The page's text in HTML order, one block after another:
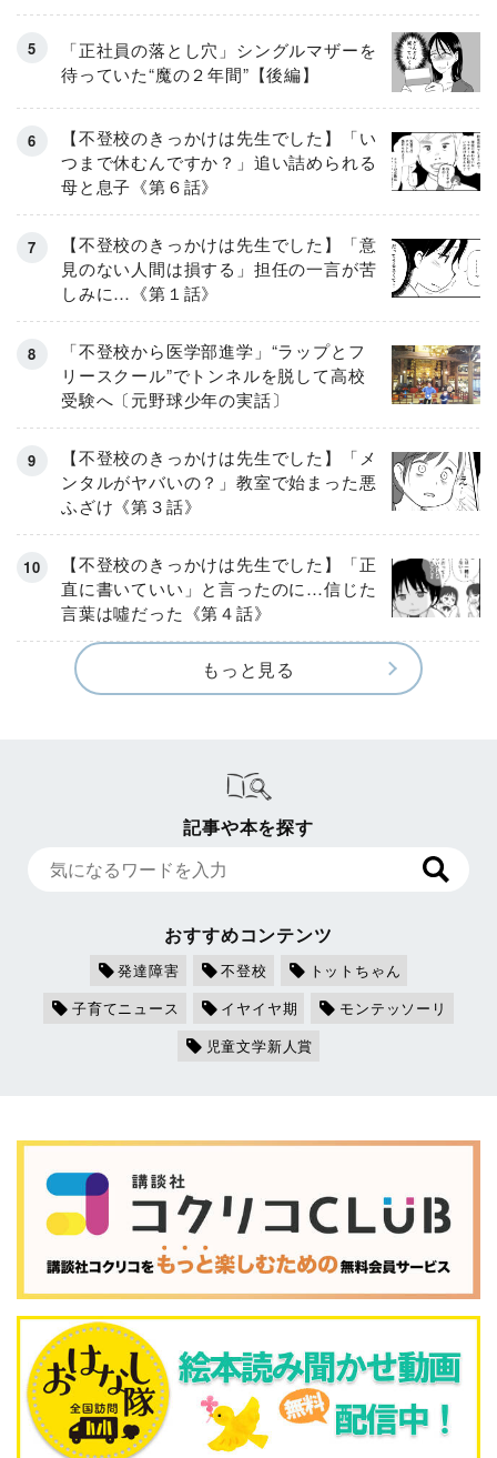
「正社員の落とし穴」シングルマザーを
待っていた“魔の２年間”【後編】
【不登校のきっかけは先生でした】「い
つまで休むんですか？」追い詰められる
母と息子《第６話》
【不登校のきっかけは先生でした】「意
見のない人間は損する」担任の一言が苦
しみに…《第１話》
「不登校から医学部進学」“ラップとフ
リースクール”でトンネルを脱して高校
受験へ〔元野球少年の実話〕
【不登校のきっかけは先生でした】「メ
ンタルがヤバいの？」教室で始まった悪
ふざけ《第３話》
【不登校のきっかけは先生でした】「正
直に書いていい」と言ったのに…信じた
言葉は噓だった《第４話》
もっと見る
記事や本を探す
おすすめコンテンツ
発達障害 不登校
トットちゃん
子育てニュース
イヤイヤ期
モンテッソーリ
児童文学新人賞